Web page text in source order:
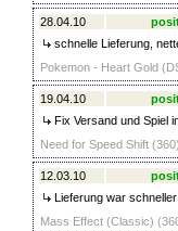
28.04.10
schnelle Lieferung,
Pokemon - Heart Gold
19.04.10
Fix Versand und Spiel
Need for Speed Shift
12.03.10
Lieferung war
Mass Effect (Classic)